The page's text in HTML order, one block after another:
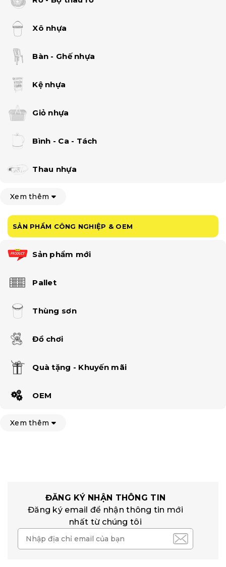
Xô nhựa
Bàn - Ghế nhựa
Kệ nhựa
Giỏ nhựa
Bình - Ca - Tách
Thau nhựa
Xem thêm
SẢN PHẨM CÔNG NGHIỆP & OEM
Sản phẩm mới
Pallet
Thùng sơn
Đồ chơi
Quà tặng - Khuyến mãi
OEM
Xem thêm
ĐĂNG KÝ NHẬN THÔNG TIN
Đăng ký email để nhận thông tin mới
nhất từ chúng tôi